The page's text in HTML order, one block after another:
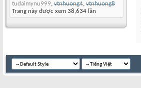
tudaimynu999, vtnhuong4, vtnhuong8
Trang này được xem 38,634 lần